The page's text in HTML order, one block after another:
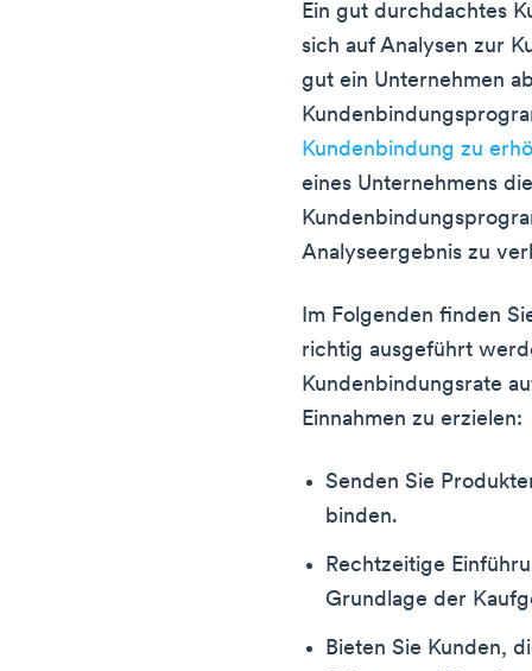
Ein gut durchdachtes
sich auf Analysen zur
gut ein Unternehmen
Kundenbindung zu
eines Unternehmens
Analyseergebnis zu
Im Folgenden finden
richtig ausgeführt
Kundenbindungsrate
Einnahmen zu erzielen:
Senden Sie
binden.
Rechtzeitige
Grundlage der
Bieten Sie Kunden,